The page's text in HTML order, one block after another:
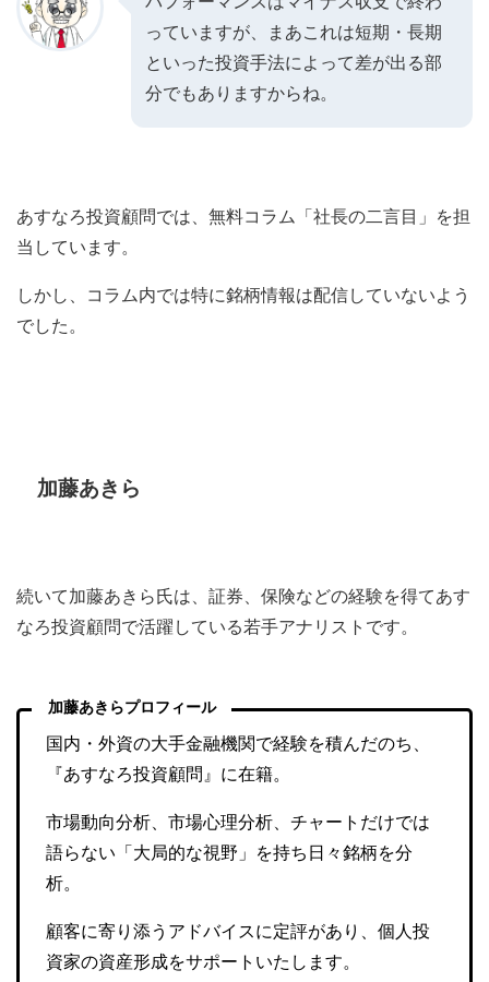
っていますが、まあこれは短期・長期
といった投資手法によって差が出る部
分でもありますからね。
あすなろ投資顧問では、無料コラム「社長の二言目」を担
当しています。
しかし、コラム内では特に銘柄情報は配信していないよう
でした。
加藤あきら
続いて加藤あきら氏は、証券、保険などの経験を得てあす
なろ投資顧問で活躍している若手アナリストです。
加藤あきらプロフィール
国内・外資の大手金融機関で経験を積んだのち、
『あすなろ投資顧問』に在籍。
市場動向分析、市場心理分析、チャートだけでは
語らない「大局的な視野」を持ち日々銘柄を分
析。
顧客に寄り添うアドバイスに定評があり、個人投
資家の資産形成をサポートいたします。